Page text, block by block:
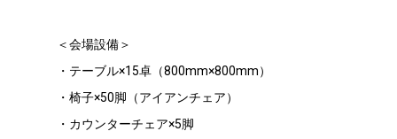
＜会場設備＞
・テーブル×15卓（800mm×800mm）
・椅子×50脚（アイアンチェア）
・カウンターチェア×5脚